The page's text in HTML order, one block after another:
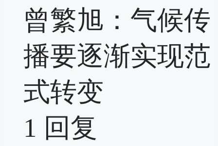
曾繁旭：气候传
播要逐渐实现范
式转变
1 回复